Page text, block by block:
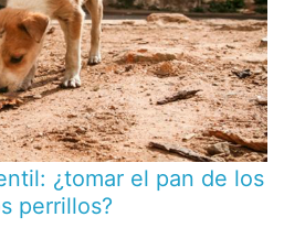
¿tomar el pan de los
perrillos?